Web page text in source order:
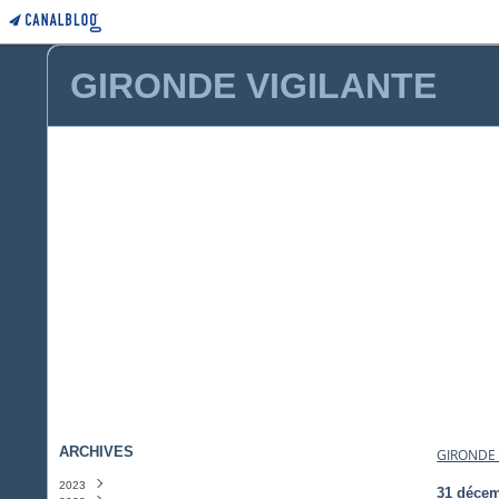
GIRONDE VIGILANTE
ARCHIVES
2023
31